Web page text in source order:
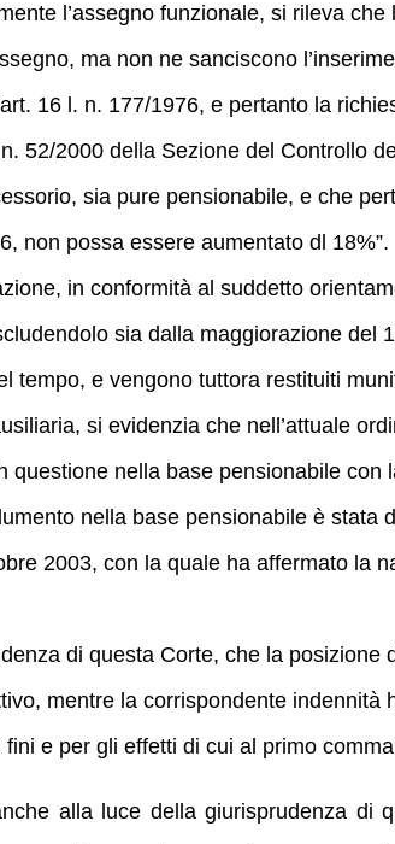
l’assegno funzionale, si rileva
ma non ne sanciscono
16 l. n. 177/1976, e pertanto la
52/2000 della Sezione del Controllo
sia pure pensionabile, e che
non possa essere aumentato dl 18%”.
in conformità al suddetto
sia dalla maggiorazione del
tempo, e vengono tuttora restituiti
si evidenzia che nell’attuale
questione nella base pensionabile
nella base pensionabile è
2003, con la quale ha affermato la
di questa Corte, che la
mentre la corrispondente
e per gli effetti di cui al primo
alla luce della giurisprudenza di